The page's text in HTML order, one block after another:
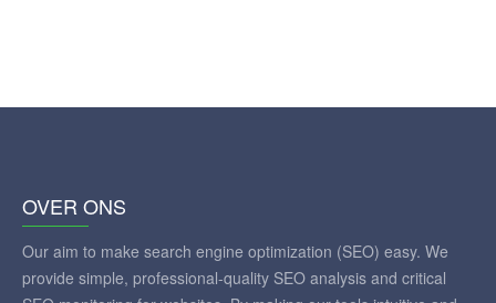
OVER ONS
Our aim to make search engine optimization (SEO) easy. We
provide simple, professional-quality SEO analysis and critical